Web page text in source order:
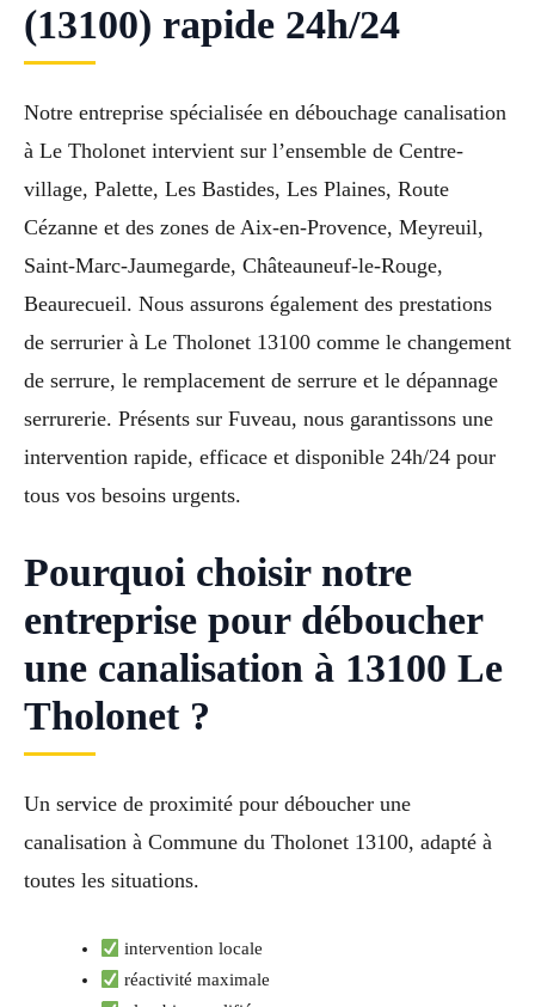
(13100) rapide 24h/24
Notre entreprise spécialisée en débouchage canalisation
à Le Tholonet intervient sur l’ensemble de Centre-
village, Palette, Les Bastides, Les Plaines, Route
Cézanne et des zones de Aix-en-Provence, Meyreuil,
Saint-Marc-Jaumegarde, Châteauneuf-le-Rouge,
Beaurecueil. Nous assurons également des prestations
de serrurier à Le Tholonet 13100 comme le changement
de serrure, le remplacement de serrure et le dépannage
serrurerie. Présents sur Fuveau, nous garantissons une
intervention rapide, efficace et disponible 24h/24 pour
tous vos besoins urgents.
Pourquoi choisir notre
entreprise pour déboucher
une canalisation à 13100 Le
Tholonet ?
Un service de proximité pour déboucher une
canalisation à Commune du Tholonet 13100, adapté à
toutes les situations.
intervention locale
réactivité maximale